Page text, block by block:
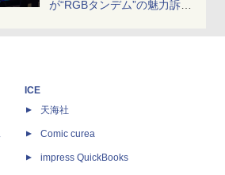
が“RGBタンデム”の魅力訴
ICE
天海社
Comic curea
impress QuickBooks